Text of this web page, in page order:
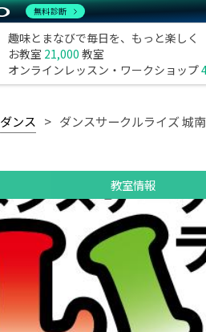
趣味とまなびで毎日を、もっと楽しく
お教室 21,000 教室
オンラインレッスン・ワークショップ
ダンス ダンスサークルライズ 城
教室情報
無料診断